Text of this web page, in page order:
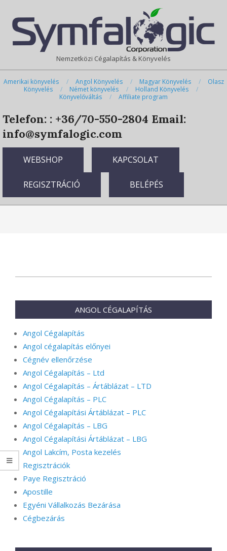
content
Navigation
Menu
Nemzetközi Cégalapítás & Könyvelés
Amerikai könyvelés Angol Könyvelés Magyar Könyvelés
Olasz
Könyvelés
Német könyvelés
Holland Könyvelés
Könyvelőváltás
Affiliate program
Telefon: : +36/70-550-2804 Email:
info@symfalogic.com
WEBSHOP KAPCSOLAT
REGISZTRÁCIÓ BELÉPÉS
ANGOL CÉGALAPÍTÁS
Angol Cégalapítás
Angol cégalapítás előnyei
Cégnév ellenőrzése
Angol Cégalapítás – Ltd
Angol Cégalapítás – Ártáblázat – LTD
Angol Cégalapítás – PLC
Angol Cégalapítási Ártáblázat – PLC
Angol Cégalapítás – LBG
Angol Cégalapítási Ártáblázat – LBG
Angol Lakcím, Posta kezelés
Regisztrációk
Paye Regisztráció
Apostille
Egyéni Vállalkozás Bezárása
Cégbezárás